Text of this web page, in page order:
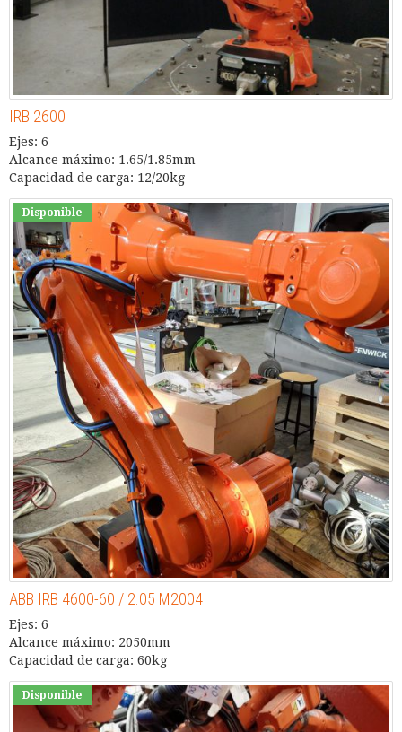
IRB 2600
Ejes: 6
Alcance máximo: 1.65/1.85mm
Capacidad de carga: 12/20kg
Disponible
ABB IRB 4600-60 / 2.05 M2004
Ejes: 6
Alcance máximo: 2050mm
Capacidad de carga: 60kg
Disponible